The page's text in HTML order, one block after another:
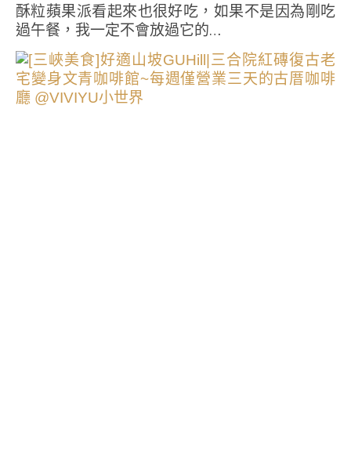
酥粒蘋果派看起來也很好吃，如果不是因為剛吃
過午餐，我一定不會放過它的…